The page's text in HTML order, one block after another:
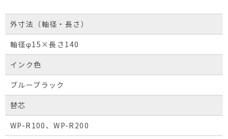
外寸法（軸径・長さ）
軸径φ15×長さ140
インク色
ブルーブラック
替芯
WP-R100、WP-R200